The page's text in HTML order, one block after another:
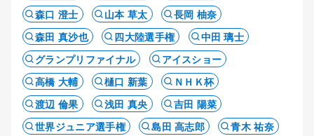
森口 澄士
山本 草太
長岡 柚奈
森田 真沙也
四大陸選手権
中田 璃士
グランプリファイナル
アイスショー
高橋 大輔
樋口 新葉
ＮＨＫ杯
渡辺 倫果
浅田 真央
吉田 陽菜
世界ジュニア選手権
島田 高志郎
青木 祐奈